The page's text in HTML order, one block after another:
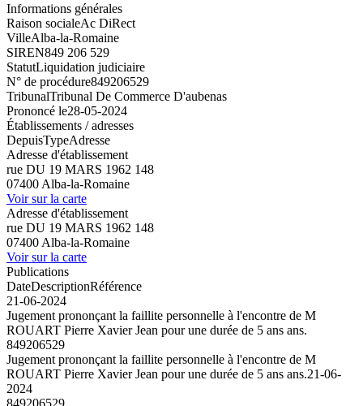
Informations générales
Raison socialeAc DiRect
VilleAlba-la-Romaine
SIREN849 206 529
StatutLiquidation judiciaire
N° de procédure849206529
TribunalTribunal De Commerce D'aubenas
Prononcé le28-05-2024
Établissements / adresses
DepuisTypeAdresse
Adresse d'établissement
rue DU 19 MARS 1962 148
07400 Alba-la-Romaine
Voir sur la carte
Adresse d'établissement
rue DU 19 MARS 1962 148
07400 Alba-la-Romaine
Voir sur la carte
Publications
DateDescriptionRéférence
21-06-2024
Jugement prononçant la faillite personnelle à l'encontre de M
ROUART Pierre Xavier Jean pour une durée de 5 ans ans.
849206529
Jugement prononçant la faillite personnelle à l'encontre de M
ROUART Pierre Xavier Jean pour une durée de 5 ans ans.21-06-
2024
849206529